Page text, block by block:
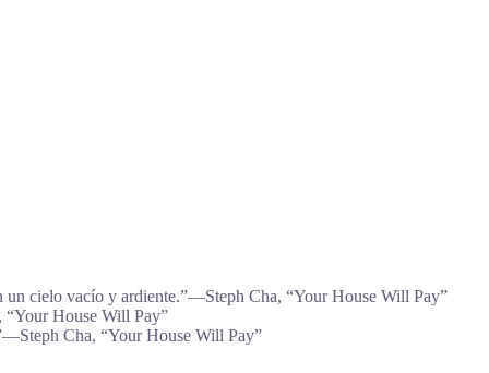
un cielo vacío y ardiente.”―Steph Cha, “Your House Will Pay”
“Your House Will Pay”
Cha, “Your House Will Pay”